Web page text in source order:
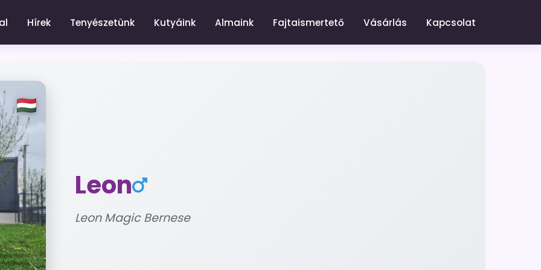
Hírek Tenyészetünk Kutyáink Almaink Fajtaismertető Vásárlás Kapcsolat
Leon
Leon Magic Bernese